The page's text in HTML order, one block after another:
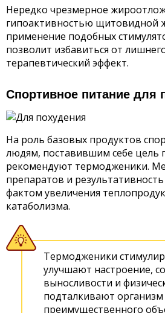
Нередко чрезмерное
гипоактивностью щитовидной
применение подобных
позволит избавиться от
терапевтический эффект.
Спортивное питание для
На роль базовых продуктов
людям, поставившим себе цель
рекомендуют термодженики.
препаратов и
фактом увеличения
катаболизма.
Термодженики
улучшают настроение,
выносливости и
подталкивают
преимущественного